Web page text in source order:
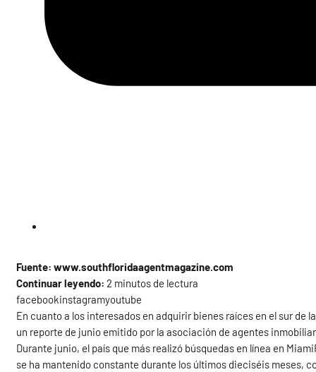
Fuente: www.southfloridaagentmagazine.com
Continuar leyendo: 2 minutos de lectura
facebookinstagramyoutube
En cuanto a los interesados en adquirir bienes raíces en el sur de
un reporte de junio emitido por la asociación de agentes
Durante junio, el país que más realizó búsquedas en línea en
se ha mantenido constante durante los últimos dieciséis meses,